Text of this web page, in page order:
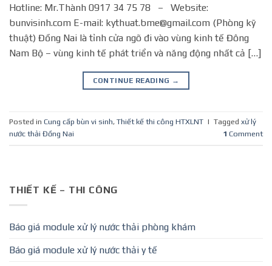
Hotline: Mr.Thành 0917 34 75 78 – Website:
bunvisinh.com E-mail: kythuat.bme@gmail.com (Phòng kỹ
thuật) Đồng Nai là tỉnh cửa ngõ đi vào vùng kinh tế Đông
Nam Bộ – vùng kinh tế phát triển và năng động nhất cả […]
CONTINUE READING →
Posted in Cung cấp bùn vi sinh, Thiết kế thi công HTXLNT | Tagged xử lý
nước thải Đồng Nai
1 Comment
THIẾT KẾ – THI CÔNG
Báo giá module xử lý nước thải phòng khám
Báo giá module xử lý nước thải y tế